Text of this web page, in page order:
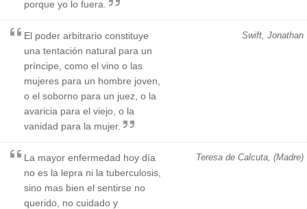
porque yo lo fuera.
Swift, Jonathan
El poder arbitrario constituye
una tentación natural para un
príncipe, como el vino o las
mujeres para un hombre joven,
o el soborno para un juez, o la
avaricia para el viejo, o la
vanidad para la mujer.
Teresa de Calcuta, (Madre)
La mayor enfermedad hoy día
no es la lepra ni la tuberculosis,
sino mas bien el sentirse no
querido, no cuidado y